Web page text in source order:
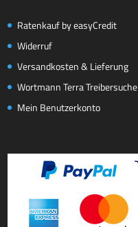
Ratenkauf by easyCredit
Widerruf
Versandkosten & Lieferung
Wortmann Terra Treibersuche
Mein Benutzerkonto